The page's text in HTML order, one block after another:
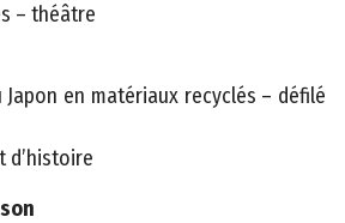
– théâtre
Japon en matériaux recyclés – défilé
d’histoire